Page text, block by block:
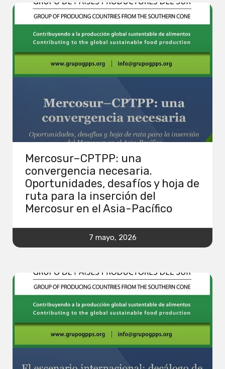
Mercosur–CPTPP: una
convergencia necesaria.
Oportunidades, desafíos y hoja de
ruta para la inserción del
Mercosur en el Asia-Pacífico
7 mayo, 2026